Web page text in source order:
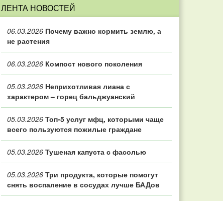
ЛЕНТА НОВОСТЕЙ
06.03.2026 Почему важно кормить землю, а
не растения
06.03.2026 Компост нового поколения
05.03.2026 Неприхотливая лиана с
характером – горец бальджуанский
05.03.2026 Топ‑5 услуг мфц, которыми чаще
всего пользуются пожилые граждане
05.03.2026 Тушеная капуста с фасолью
05.03.2026 Три продукта, которые помогут
снять воспаление в сосудах лучше БАДов